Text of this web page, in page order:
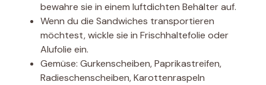
bewahre sie in einem luftdichten Behälter auf.
Wenn du die Sandwiches transportieren
möchtest, wickle sie in Frischhaltefolie oder
Alufolie ein.
Gemüse: Gurkenscheiben, Paprikastreifen,
Radieschenscheiben, Karottenraspeln